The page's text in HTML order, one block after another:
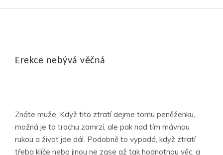
Erekce nebývá věčná
Znáte muže. Když tito ztratí dejme tomu peněženku,
možná je to trochu zamrzí, ale pak nad tím mávnou
rukou a život jde dál. Podobně to vypadá, když ztratí
třeba klíče nebo jinou ne zase až tak hodnotnou věc, a